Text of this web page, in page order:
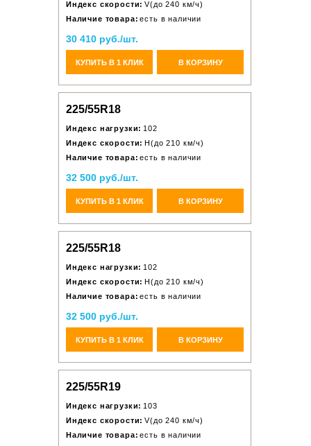
Индекс скорости: V(до 240 км/ч)
Наличие товара: есть в наличии
30 410 руб./шт.
КУПИТЬ В 1 КЛИК В КОРЗИНУ
225/55R18
Индекс нагрузки: 102
Индекс скорости: H(до 210 км/ч)
Наличие товара: есть в наличии
32 500 руб./шт.
КУПИТЬ В 1 КЛИК В КОРЗИНУ
225/55R18
Индекс нагрузки: 102
Индекс скорости: H(до 210 км/ч)
Наличие товара: есть в наличии
32 500 руб./шт.
КУПИТЬ В 1 КЛИК В КОРЗИНУ
225/55R19
Индекс нагрузки: 103
Индекс скорости: V(до 240 км/ч)
Наличие товара: есть в наличии